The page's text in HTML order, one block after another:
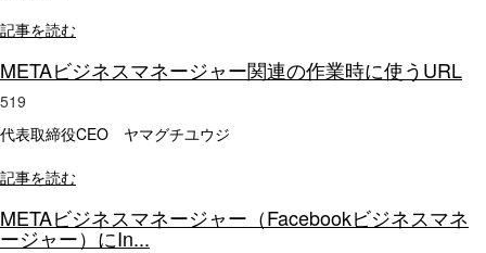
記事を読む
METAビジネスマネージャー関連の作業時に使うURL
519
代表取締役CEO ヤマグチユウジ
記事を読む
METAビジネスマネージャー（Facebookビジネスマネ
ージャー）にIn...